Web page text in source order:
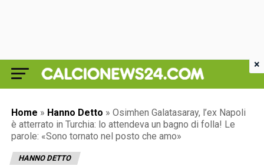
Home » Hanno Detto » Osimhen Galatasaray, l’ex Napoli
è atterrato in Turchia: lo attendeva un bagno di folla! Le
parole: «Sono tornato nel posto che amo»
HANNO DETTO
×